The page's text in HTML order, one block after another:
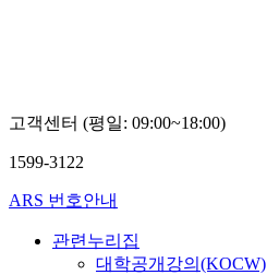
고객센터 (평일: 09:00~18:00)
1599-3122
ARS 번호안내
관련누리집
대학공개강의(KOCW)